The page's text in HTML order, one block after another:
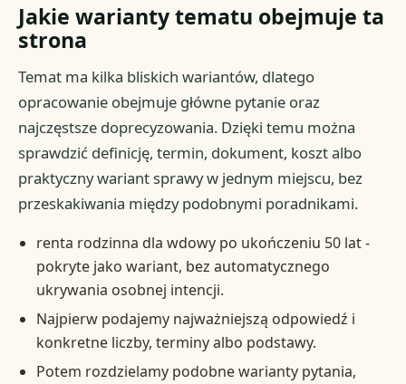
Jakie warianty tematu obejmuje ta
strona
Temat ma kilka bliskich wariantów, dlatego
opracowanie obejmuje główne pytanie oraz
najczęstsze doprecyzowania. Dzięki temu można
sprawdzić definicję, termin, dokument, koszt albo
praktyczny wariant sprawy w jednym miejscu, bez
przeskakiwania między podobnymi poradnikami.
renta rodzinna dla wdowy po ukończeniu 50 lat -
pokryte jako wariant, bez automatycznego
ukrywania osobnej intencji.
Najpierw podajemy najważniejszą odpowiedź i
konkretne liczby, terminy albo podstawy.
Potem rozdzielamy podobne warianty pytania,